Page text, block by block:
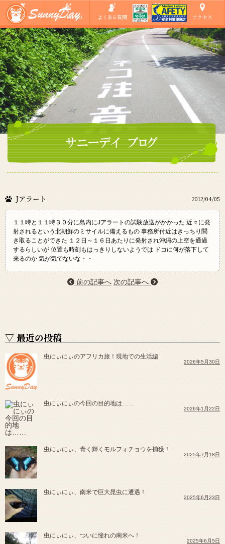
ショップ ツアーMENU よくある質問 ご参加の方へ アクセス
Jアラート 2012/04/05
１１時と１１時３０分に島内にJアラートの試験放送がかかった 近々に発
射されるという北朝鮮のミサイルに備えるもの 事務所付近はきっちり聞
き取ることができた １２日～１６日あたりに発射され沖縄の上空を通過
するらしいが 位置も時刻もはっきりしないようでは ドコに何が落下して
来るのか 気が気でないな・・
前の記事へ 次の記事へ
▽ 最近の投稿
虫にぃにぃのアフリカ旅！現地での生活編
2026年5月30日
虫にぃにぃの今回の目的地は……
2026年1月22日
虫にぃにぃ、青く輝くモルフォチョウを捕獲！
2025年7月18日
虫にぃにぃ、南米で巨大昆虫に遭遇！
2025年6月23日
虫にぃにぃ、ついに憧れの南米へ！
2025年6月5日